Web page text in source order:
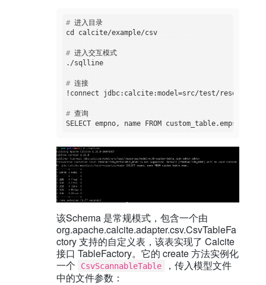
# 进入目录
# 进入交互模式
# 连接
# 查询
该Schema 是常规模式，包含一个由
org.apache.calcite.adapter.csv.CsvTableFa
ctory 支持的自定义表，该表实现了 Calcite
接口 TableFactory。它的 create 方法实例化
一个
CsvScannableTable
，传入模型文件
中的文件参数：